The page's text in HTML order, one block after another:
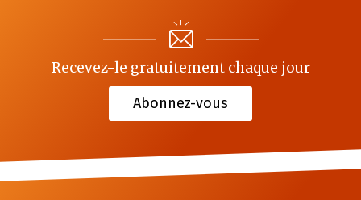
Recevez-le gratuitement chaque jour
Abonnez-vous